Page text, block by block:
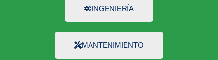
INGENIERÍA
MANTENIMIENTO